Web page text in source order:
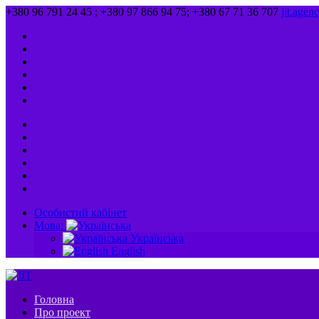
+380 96 791 24 45 ; +380 97 866 94 75; +380 67 71 36 707
Особистий кабінет
Мова:
Українська
English
Головна
Про проект